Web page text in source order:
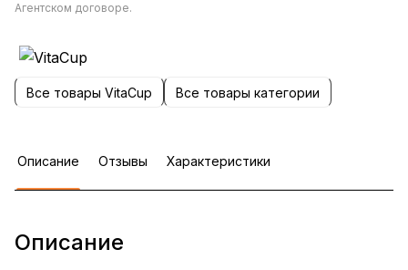
Агентском договоре.
Все товары VitaCup Все товары категории
Описание Отзывы Характеристики
Описание